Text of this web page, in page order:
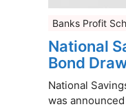
Banks Profit
National
Bond
National
was